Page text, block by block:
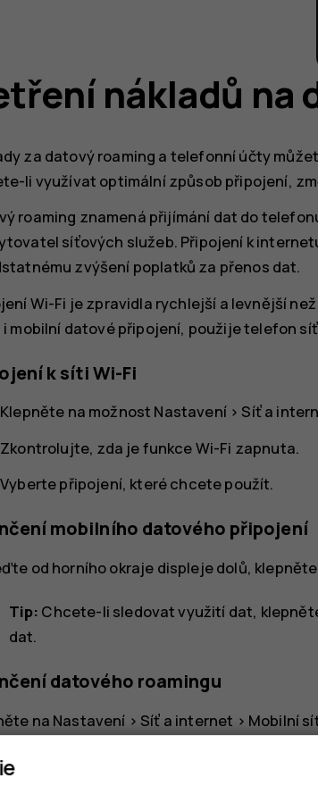
nákladů na
za datový roaming a telefonní účty
li využívat optimální způsob připojení,
roaming znamená přijímání dat do
síťových služeb. Připojení k
zvýšení poplatků za přenos dat.
Wi-Fi je zpravidla rychlejší a levnější
i mobilní datové připojení, použije telefon
k síti Wi-Fi
Klepněte na možnost Nastavení> Síť a
Zkontrolujte, zda je funkce Wi-Fi zapnuta.
Vyberte připojení, které chcete použít.
mobilního datového připojení
od horního okraje displeje dolů,
Tip: Chcete-li sledovat využití dat,
dat.
datového roamingu
na Nastavení >Síť a internet > Mobilní